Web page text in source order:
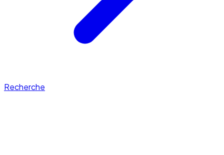
Recherche